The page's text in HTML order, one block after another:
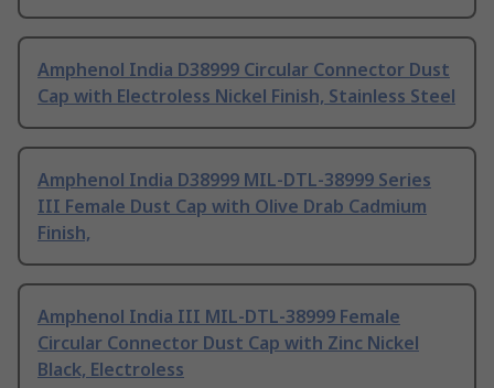
Amphenol India D38999 Circular Connector Dust
Cap with Electroless Nickel Finish, Stainless Steel
Amphenol India D38999 MIL-DTL-38999 Series
III Female Dust Cap with Olive Drab Cadmium
Finish,
Amphenol India III MIL-DTL-38999 Female
Circular Connector Dust Cap with Zinc Nickel
Black, Electroless